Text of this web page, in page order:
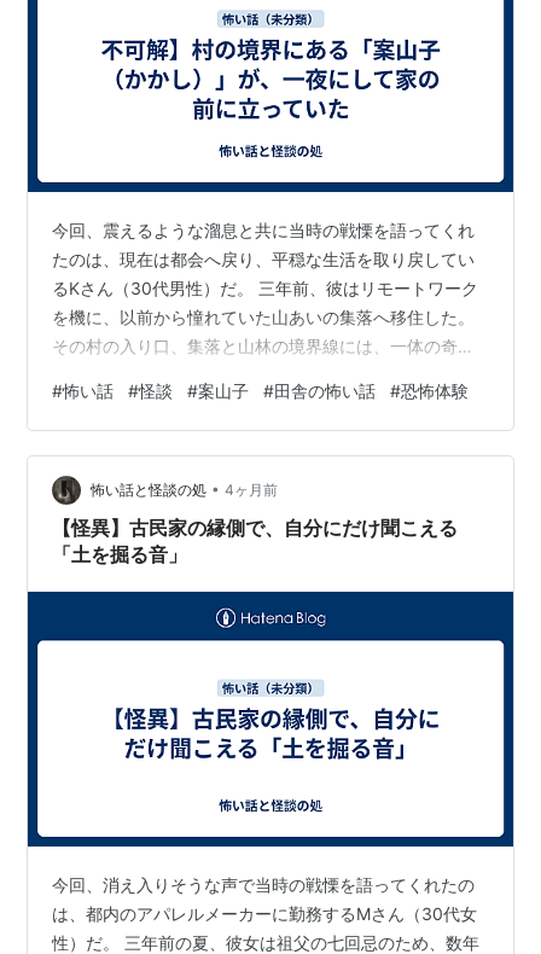
今回、震えるような溜息と共に当時の戦慄を語ってくれ
たのは、現在は都会へ戻り、平穏な生活を取り戻してい
るKさん（30代男性）だ。 三年前、彼はリモートワーク
を機に、以前から憧れていた山あいの集落へ移住した。
その村の入り口、集落と山林の境界線には、一体の奇妙
るほど異様に背が高く、ボロ布を幾重にも纏い、顔の部
分には麻袋が被せられていた。 村の年寄りたちは、移住
してきたKさんに冷ややかな視線を向けながら、たった一
言だけ釘を刺した。 「あれには決して触れるな。夜にな
っても決して近寄るな」
#怖い話 #怪談 #案山子 #田舎の怖い話 #恐怖体験
怖い話と怪談の処 • 4ヶ月前
【怪異】古民家の縁側で、自分にだけ聞こえる
「土を掘る音」
今回、消え入りそうな声で当時の戦慄を語ってくれたの
は、都内のアパレルメーカーに勤務するMさん（30代女
性）だ。 三年前の夏、彼女は祖父の七回忌のため、数年